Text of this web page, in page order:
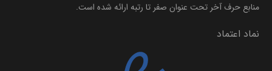
منابع حرف آخر تحت عنوان صفر تا رتبه ارائه شده است.
نماد اعتماد